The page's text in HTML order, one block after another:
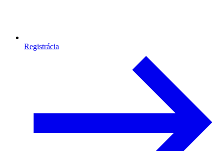
Registrácia